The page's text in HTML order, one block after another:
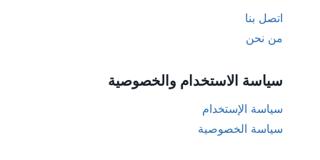
اتصل بنا
من نحن
سياسة الاستخدام والخصوصية
سياسة الإستخدام
سياسة الخصوصية